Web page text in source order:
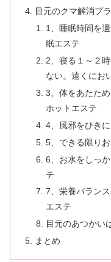
目元のクマ解消プ
1、睡眠時間を
眠エステ
2、寝る１～２
ない。遠くにお
3、体をあたた
ホットエステ
4、風邪をひき
5、できる限り
6、お水をしっ
テ
7、栄養バラン
エステ
目元のあつかい
まとめ